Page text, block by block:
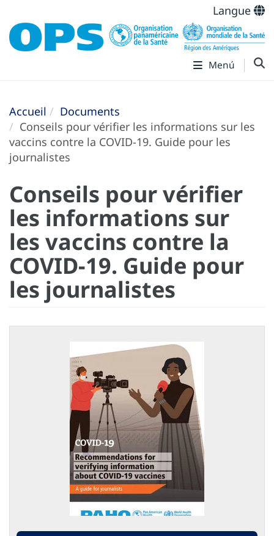
Langue
Menú
Accueil
Documents
Conseils pour vérifier les informations sur les
vaccins contre la COVID-19. Guide pour les
journalistes
Conseils pour vérifier
les informations sur
les vaccins contre la
COVID-19. Guide pour
les journalistes